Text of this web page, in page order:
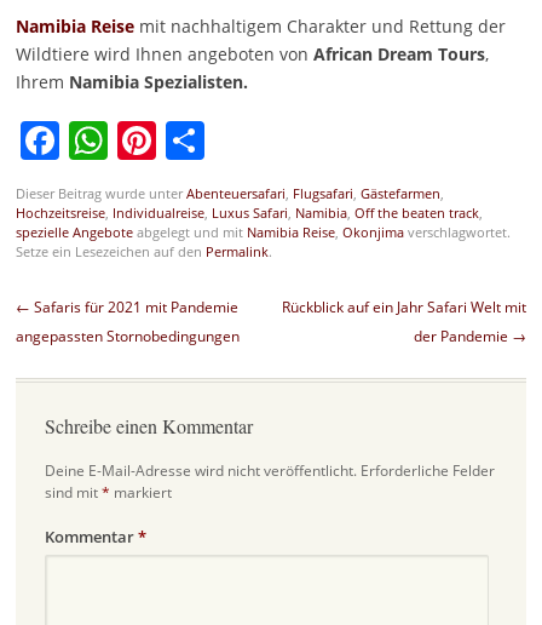
Namibia Reisemit nachhaltigem Charakter und Rettung der
Wildtiere wird Ihnen angeboten von African Dream Tours,
Ihrem Namibia Spezialisten.
Facebook
WhatsApp
Pinterest
Teilen
Dieser Beitrag wurde unterAbenteuersafari Flugsafari Gästefarmen
Hochzeitsreise, Individualreise, Luxus Safari Namibia, Off the beaten track,
spezielle Angeboteabgelegt und mit Namibia Reise, Okonjimaverschlagwortet.
Setze ein Lesezeichen auf den Permalink.
Beitragsnavigation
← Safaris für 2021 mit Pandemie
angepassten Stornobedingungen
Rückblick auf ein Jahr Safari Welt mit
der Pandemie →
Schreibe einen Kommentar
Deine E-Mail-Adresse wird nicht veröffentlicht. Erforderliche Felder
sind mit* markiert
Kommentar*